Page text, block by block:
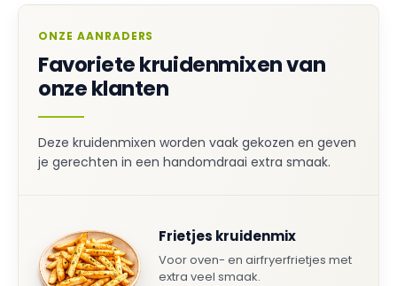
ONZE AANRADERS
Favoriete kruidenmixen van
onze klanten
Deze kruidenmixen worden vaak gekozen en geven
je gerechten in een handomdraai extra smaak.
Frietjes kruidenmix
Voor oven- en airfryerfrietjes met
extra veel smaak.